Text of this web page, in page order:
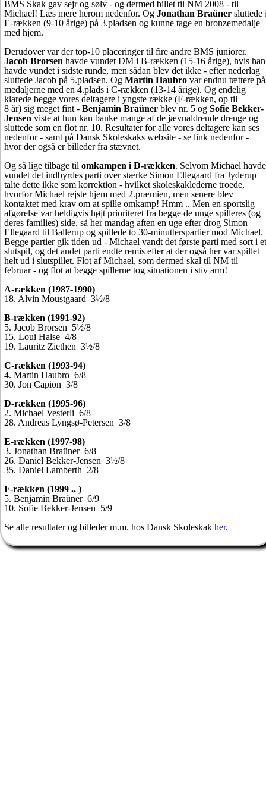
BMS Skak gav sejr og sølv - og dermed billet til NM 2008 - til
Michael! Læs mere herom nedenfor. Og Jonathan Braüner sluttede
E-rækken (9-10 årige) på 3.pladsen og kunne tage en bronzemedalje
med hjem.
Derudover var der top-10 placeringer til fire andre BMS juniorer.
Jacob Brorsen havde vundet DM i B-rækken (15-16 årige), hvis han
havde vundet i sidste runde, men sådan blev det ikke - efter nederlag
sluttede Jacob på 5.pladsen. Og Martin Haubro var endnu tættere på
medaljerne med en 4.plads i C-rækken (13-14 årige). Og endelig
klarede begge vores deltagere i yngste række (F-rækken, op til
8 år) sig meget fint - Benjamin Braüner blev nr. 5 og Sofie Bekker-
Jensen viste at hun kan banke mange af de jævnaldrende drenge og
sluttede som en flot nr. 10. Resultater for alle vores deltagere kan ses
nedenfor - samt på Dansk Skoleskaks website - se link nedenfor -
hvor der også er billeder fra stævnet.
Og så lige tilbage til omkampen i D-rækken. Selvom Michael havde
vundet det indbyrdes parti over stærke Simon Ellegaard fra Jyderup
talte dette ikke som korrektion - hvilket skoleskaklederne troede,
hvorfor Michael rejste hjem med 2.præmien, men senere blev
kontaktet med krav om at spille omkamp! Hmm .. Men en sportslig
afgørelse var heldigvis højt prioriteret fra begge de unge spilleres (og
deres families) side, så her mandag aften en uge efter drog Simon
Ellegaard til Ballerup og spillede to 30-minutterspartier mod Michael.
Begge partier gik tiden ud - Michael vandt det første parti med sort i et
slutspil, og det andet parti endte remis efter at der også her var spillet
helt ud i slutspillet. Flot af Michael, som dermed skal til NM til
februar - og flot at begge spillerne tog situationen i stiv arm!
A-rækken (1987-1990)
18. Alvin Moustgaard 3½/8
B-rækken (1991-92)
5. Jacob Brorsen 5½/8
15. Loui Halse 4/8
19. Lauritz Ziethen 3½/8
C-rækken (1993-94)
4. Martin Haubro 6/8
30. Jon Capion 3/8
D-rækken (1995-96)
2. Michael Vesterli 6/8
28. Andreas Lyngsø-Petersen 3/8
E-rækken (1997-98)
3. Jonathan Braüner 6/8
26. Daniel Bekker-Jensen 3½/8
35. Daniel Lamberth 2/8
F-rækken (1999 .. )
5. Benjamin Braüner 6/9
10. Sofie Bekker-Jensen 5/9
Se alle resultater og billeder m.m. hos Dansk Skoleskak her.